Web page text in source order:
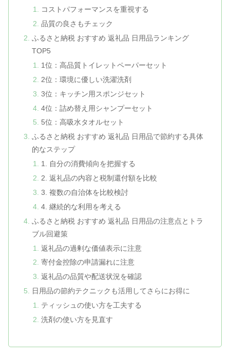
コストパフォーマンスを重視する
品質の良さもチェック
ふるさと納税 おすすめ 返礼品 日用品ランキング
TOP5
1位：高品質トイレットペーパーセット
2位：環境に優しい洗濯洗剤
3位：キッチン用スポンジセット
4位：詰め替え用シャンプーセット
5位：高吸水タオルセット
ふるさと納税 おすすめ 返礼品 日用品で節約する具体
的なステップ
1. 自分の消費傾向を把握する
2. 返礼品の内容と税制還付額を比較
3. 複数の自治体を比較検討
4. 継続的な利用を考える
ふるさと納税 おすすめ 返礼品 日用品の注意点とトラ
ブル回避策
返礼品の過剰な価値表示に注意
寄付金控除の申請漏れに注意
返礼品の品質や配送状況を確認
日用品の節約テクニックも活用してさらにお得に
ティッシュの使い方を工夫する
洗剤の使い方を見直す